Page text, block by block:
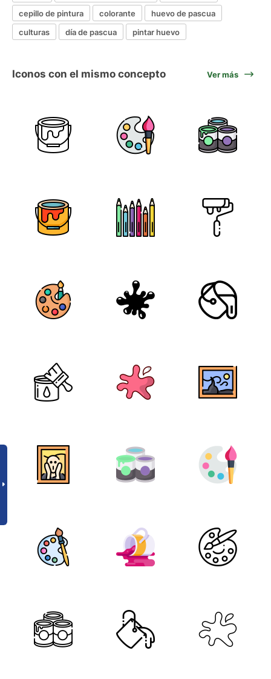
cepillo de pintura
colorante
huevo de pascua
culturas
día de pascua pintar huevo
Iconos con el mismo concepto Ver más